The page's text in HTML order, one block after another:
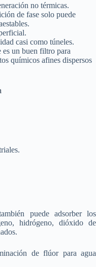
no térmicas.
de fase solo puede
casi como túneles.
es un buen filtro para
químicos afines dispersos
puede adsorber los
hidrógeno, dióxido de
de flúor para agua